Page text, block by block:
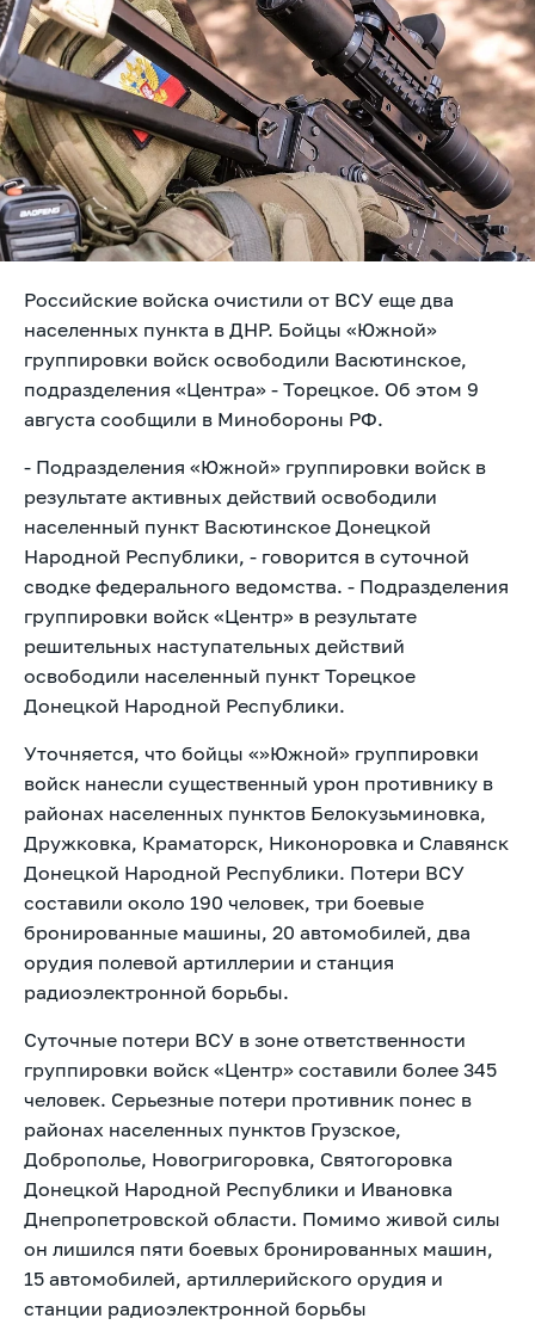
Российские войска очистили от ВСУ еще два
населенных пункта в ДНР. Бойцы «Южной»
группировки войск освободили Васютинское,
подразделения «Центра» - Торецкое. Об этом 9
августа сообщили в Минобороны РФ.
- Подразделения «Южной» группировки войск в
результате активных действий освободили
населенный пункт Васютинское Донецкой
Народной Республики, - говорится в суточной
сводке федерального ведомства. - Подразделения
группировки войск «Центр» в результате
решительных наступательных действий
освободили населенный пункт Торецкое
Донецкой Народной Республики.
Уточняется, что бойцы «»Южной» группировки
войск нанесли существенный урон противнику в
районах населенных пунктов Белокузьминовка,
Дружковка, Краматорск, Никоноровка и Славянск
Донецкой Народной Республики. Потери ВСУ
составили около 190 человек, три боевые
бронированные машины, 20 автомобилей, два
орудия полевой артиллерии и станция
радиоэлектронной борьбы.
Суточные потери ВСУ в зоне ответственности
группировки войск «Центр» составили более 345
человек. Серьезные потери противник понес в
районах населенных пунктов Грузское,
Доброполье, Новогригоровка, Святогоровка
Донецкой Народной Республики и Ивановка
Днепропетровской области. Помимо живой силы
он лишился пяти боевых бронированных машин,
15 автомобилей, артиллерийского орудия и
станции радиоэлектронной борьбы